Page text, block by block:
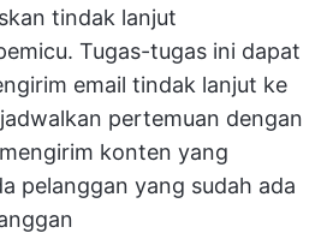
tindak lanjut
Tugas-tugas ini dapat
email tindak lanjut ke
pertemuan dengan
konten yang
pelanggan yang sudah ada